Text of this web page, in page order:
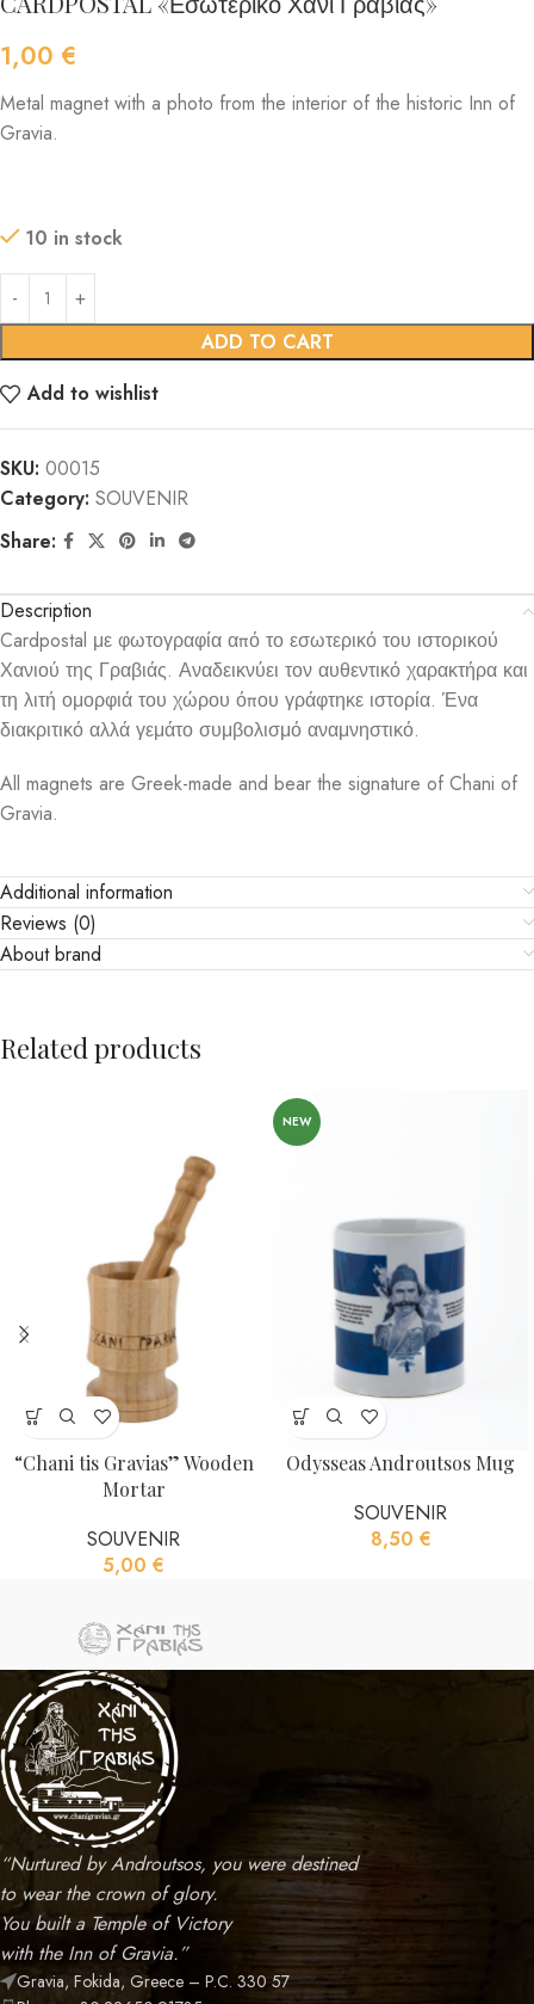
1,00 €
Metal magnet with a photo from the interior of the historic Inn of
Gravia.
10 in stock
ADD TO CART
Add to wishlist
SKU: 00015
Category: SOUVENIR
Share:
Description
Cardpostal με φωτογραφία από το εσωτερικό του ιστορικού
Χανιού της Γραβιάς. Αναδεικνύει τον αυθεντικό χαρακτήρα και
τη λιτή ομορφιά του χώρου όπου γράφτηκε ιστορία. Ένα
διακριτικό αλλά γεμάτο συμβολισμό αναμνηστικό.
All magnets are Greek-made and bear the signature of Chani of
Gravia.
Additional information
Reviews (0)
About brand
Related products
“Chani tis Gravias” Wooden
Mortar
SOUVENIR
5,00 €
NEW
Odysseas Androutsos Mug
SOUVENIR
8,50 €
“Nurtured by Androutsos, you were destined
to wear the crown of glory.
You built a Temple of Victory
with the Inn of Gravia.”
Gravia, Fokida, Greece – P.C. 330 57